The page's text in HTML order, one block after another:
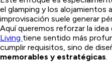
el glamping y los alojamientos
improvisación suele generar
Aquí queremos reforzar la
Living tiene sentido más
cumplir requisitos, sino de
memorables y estratégicas